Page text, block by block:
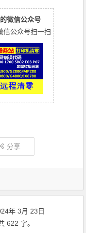
微信公众号
信公众号扫一扫
分享
年 3月 23日
622 字。